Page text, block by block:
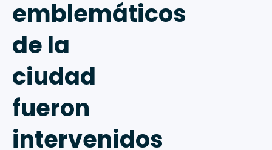
emblemáticos
de la
ciudad
fueron
intervenidos